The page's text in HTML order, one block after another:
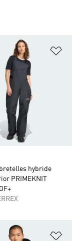
de produits
hybride
PRIMEKNIT
de produits